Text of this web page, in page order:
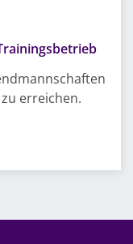
erreichen.